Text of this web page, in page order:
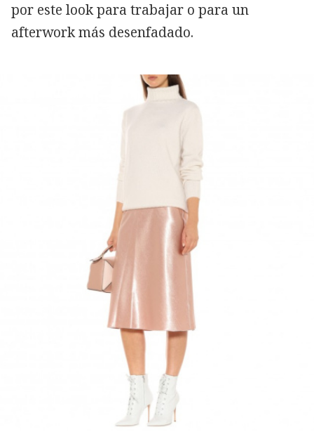
por este look para trabajar o para un
afterwork más desenfadado.